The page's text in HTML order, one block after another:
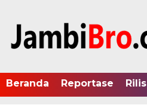
Beranda Reportase Rilis